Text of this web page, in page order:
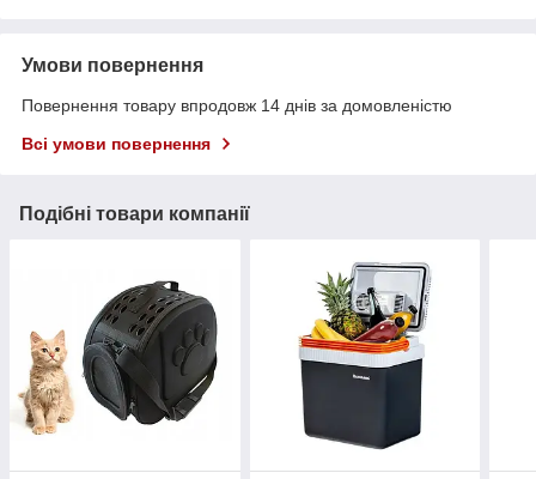
Умови повернення
Повернення товару впродовж 14 днів за домовленістю
Всі умови повернення
Подібні товари компанії